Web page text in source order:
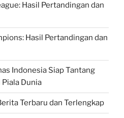
Hasil Pertandingan dan
Hasil Pertandingan dan
Indonesia Siap Tantang
Dunia
Terbaru dan Terlengkap